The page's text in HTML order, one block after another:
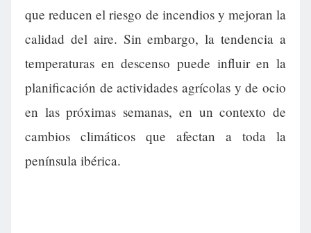
que reducen el riesgo de incendios y mejoran la
calidad del aire. Sin embargo, la tendencia a
temperaturas en descenso puede influir en la
planificación de actividades agrícolas y de ocio
en las próximas semanas, en un contexto de
cambios climáticos que afectan a toda la
península ibérica.